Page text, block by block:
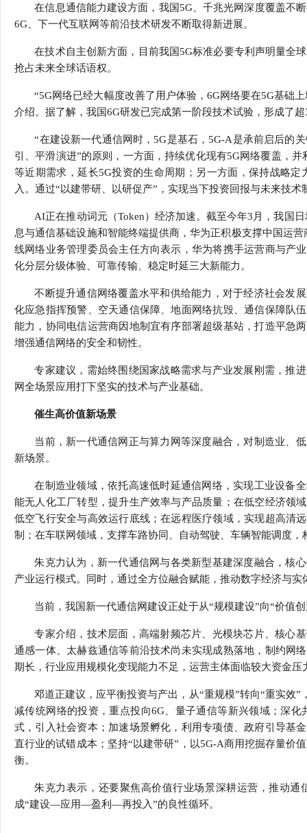
在信息通信能力建设方面，我国5G、千兆光网深度覆盖不
6G、下一代互联网等前沿技术研发不断取得新进展。
在技术自主创新方面，目前我国5G标准必要专利声明量全
抢占未来全球话语权。
“5G网络已经大幅度改善了用户体验，6G网络要在5G基础
介绍。据了解，我国6G研发已完成第一阶段技术试验，形成了
“在建设新一代通信网时，5G是基石，5G-A是承前启后的
引、平滑演进”的原则，一方面，持续优化现有5G网络覆盖，
等近期需求，延长5G投资的生命周期；另一方面，保持战略
入。通过“以建带研、以研促产”，实现当下投资回报与未来技术
AI正在推动词元（Token）经济加速。截至今年3月，我国
息与通信基础设施和智能终端提供商，华为正积极支撑中国运
线网络业务管理委员会主任方向表示，华为将携手运营商与产
化分层分级体验、可靠传输、稳定时延三大新能力。
不断提升通信网络覆盖水平和供给能力，对于经济社会发
化应急指挥预警、空天通信保障、地面网络抗毁、通信保障队
能力，协同电信运营商因地制宜有序部署超级基站，打造平急
增强通信网络的安全和韧性。
专家建议，需始终围绕国家战略需求与产业发展刚需，推
网全场景应用打下坚实的技术与产业基础。
催生高价值新场景
当前，新一代通信网正与算力网等深度融合，对制造业、
新场景。
在制造业领域，依托高速低时延通信网络，实现工业设备
能无人化工厂转型，提升生产效率与产品质量；在低空经济领
低空飞行安全与高效运行底线；在远程医疗领域，实现超高清
制；在车联网领域，支撑车路协同、自动驾驶、车辆智能调度
朱克力认为，新一代通信网与各类新型基建深度融合，核
产业运行模式。同时，通过全方位融合赋能，推动数字经济与
当前，我国新一代通信网建设正处于从“规模建设”向“价值
专家介绍，技术层面，高端射频芯片、光模块芯片、核心
通感一体、太赫兹通信等前沿技术尚未实现成熟落地，制约网
期长，行业应用规模化变现能力不足，运营主体面临较大资金压
邓道正建议，应平衡投资与产出，从“重规模”转向“重实效
减传统网络的投资，重点投向6G、量子通信等新兴领域；深
式，引入社会资本；加速场景孵化，利用专项债、政府引导基
直行业的试错成本；坚持“以建带研”，以5G-A商用挖掘存量价
衡。
朱克力表示，还要聚焦高价值行业场景深耕运营，推动
成“建设—应用—盈利—再投入”的良性循环。